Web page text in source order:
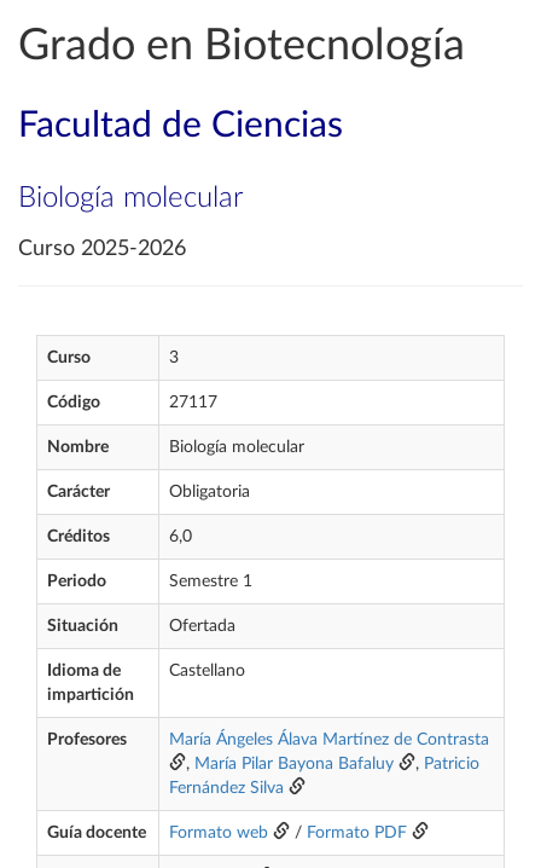
Grado en Biotecnología
Facultad de Ciencias
Biología molecular
Curso 2025-2026
Curso 3
Código 27117
Nombre Biología molecular
Carácter Obligatoria
Créditos 6,0
Periodo Semestre 1
Situación Ofertada
Idioma de
impartición
Castellano
Profesores
María Ángeles Álava Martínez de Contrasta
, María Pilar Bayona Bafaluy , Patricio
Fernández Silva
Guía docente Formato web / Formato PDF